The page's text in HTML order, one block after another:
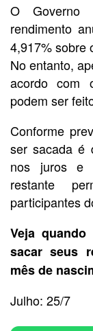
O Governo
rendimento
4,917% sobre
No entanto,
acordo com
podem ser
Conforme
ser sacada é
nos juros e
restante
participantes
Veja
sacar seus
mês de
Julho: 25/7